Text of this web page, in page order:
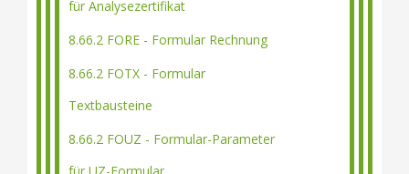
für Analysezertifikat
8.66.2 FORE - Formular Rechnung
8.66.2 FOTX - Formular
Textbausteine
8.66.2 FOUZ - Formular-Parameter